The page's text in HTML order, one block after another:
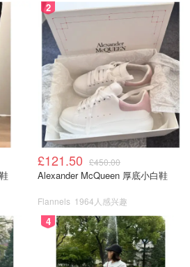
后再次发酵20分钟
2
£121.50 £450.00
Alexander McQueen 厚底小白鞋
Flannels 1964人感兴趣
4